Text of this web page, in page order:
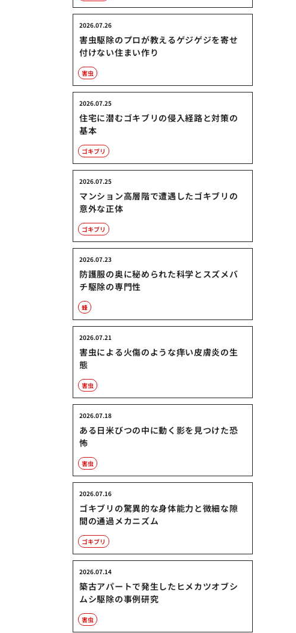
害虫駆除のプロが教えるゲジゲジを寄せ
付けない住まい作り
2026.07.26
害虫
住宅に潜むゴキブリの侵入経路と対策の
基本
2026.07.25
ゴキブリ
マンション高層階で遭遇したゴキブリの
意外な正体
2026.07.25
ゴキブリ
防護服の奥に秘められた科学とスズメバ
チ駆除の専門性
2026.07.23
蜂
害虫による火傷のような痒い皮膚炎の生
態
2026.07.21
害虫
ある日米びつの中に動く影を見つけた恐
怖
2026.07.18
害虫
ゴキブリの驚異的な身体能力と微細な隙
間の通過メカニズム
2026.07.16
ゴキブリ
築古アパートで発生したヒメカツオブシ
ムシ駆除の事例研究
2026.07.14
害虫